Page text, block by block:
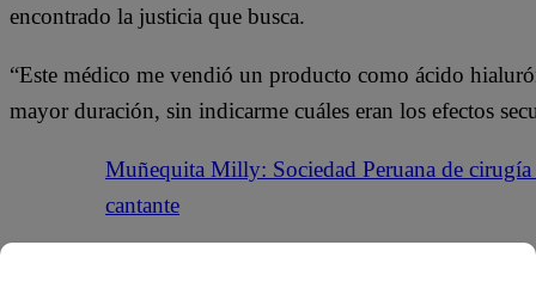
encontrado la justicia que busca.
“Este médico me vendió un producto como ácido
mayor duración, sin indicarme cuáles eran los efectos
Muñequita Milly: Sociedad Peruana de cirugía
cantante